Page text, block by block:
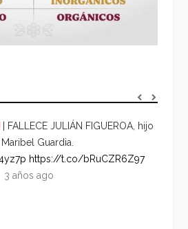
| FALLECE JULIÁN FIGUEROA, hijo
Guardia.
https://t.co/bRuCZR6Z97
3 años ago